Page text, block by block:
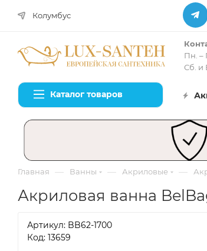
Колумбус
Пн. –
Сб. и
Каталог товаров
Главная — Ванны — Акриловые —
Акриловая ванна
Артикул: BB62-1700
Код: 13659